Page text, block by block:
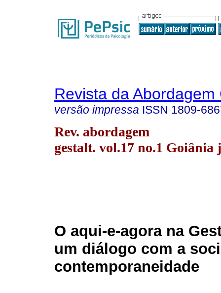
Revista da Abordagem
versão impressa ISSN 1809-
Rev. abordagem
gestalt. vol.17 no.1 Goiânia
O aqui-e-agora na
um diálogo com a
contemporaneidade